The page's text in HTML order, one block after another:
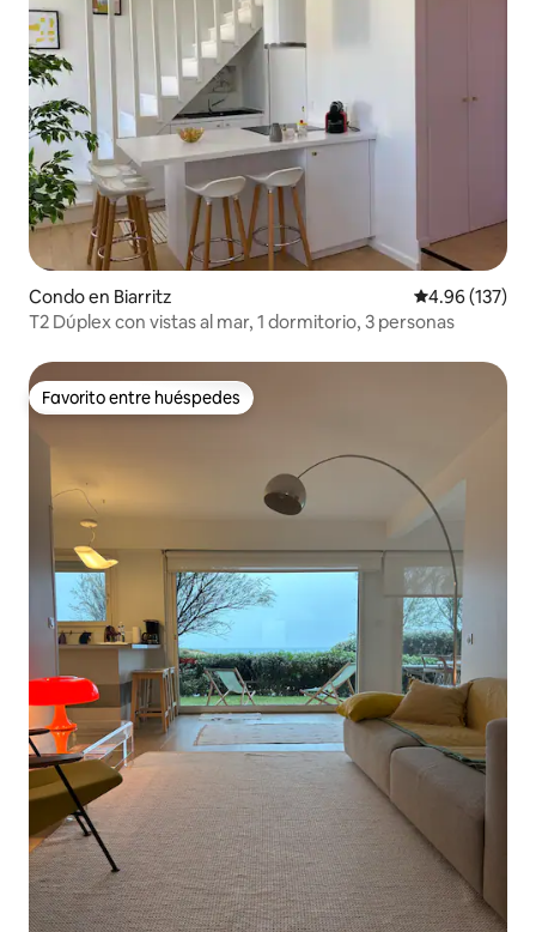
Condo en Biarritz Calificación
4.96 (137)
T2 Dúplex con vistas al mar, 1 dormitorio, 3 personas
Favorito entre huéspedes
Favorito entre huéspedes